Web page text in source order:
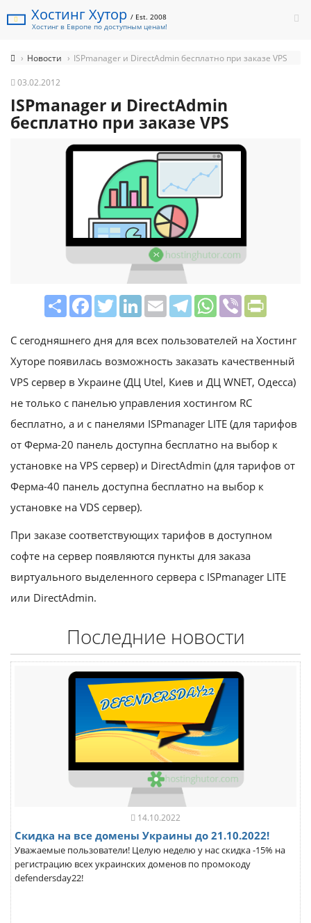
Хостинг Хутор/ Est. 2008
Хостинг в Европе по доступным ценам!
Новости ISPmanager и DirectAdmin бесплатно при заказе VPS
03.02.2012
ISPmanager и DirectAdmin
бесплатно при заказе VPS
ShareFacebookTwitterLinkedIn
EmailTelegramWhatsApp
Viber
С сегодняшнего дня для всех пользователей на Хостинг
Хуторе появилась возможность заказать качественный
VPS сервер в Украине (ДЦ Utel, Киев и ДЦ WNET, Одесса)
не только с панелью управления хостингом RC
бесплатно, а и с панелями ISPmanager LITE (для тарифов
от Ферма-20 панель доступна бесплатно на выбор к
установке на VPS сервер) и DirectAdmin (для тарифов от
Ферма-40 панель доступна бесплатно на выбор к
установке на VDS сервер).
При заказе соответствующих тарифов в доступном
софте на сервер появляются пункты для заказа
виртуального выделенного сервера с ISPmanager LITE
или DirectAdmin.
Последние новости
14.10.2022
Скидка на все домены Украины до 21.10.2022!
Уважаемые пользователи! Целую неделю у нас скидка -15% на
регистрацию всех украинских доменов по промокоду
defendersday22!